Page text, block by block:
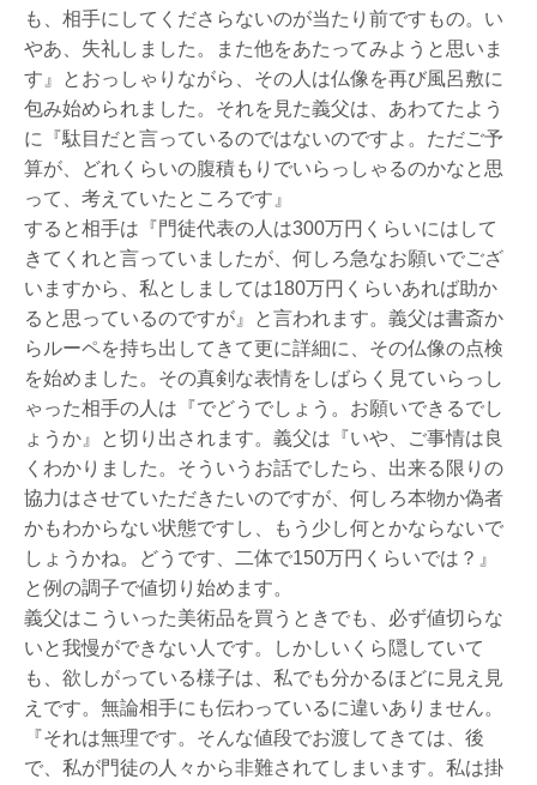
も、相手にしてくださらないのが当たり前ですもの。い
やあ、失礼しました。また他をあたってみようと思いま
す』とおっしゃりながら、その人は仏像を再び風呂敷に
包み始められました。それを見た義父は、あわてたよう
に『駄目だと言っているのではないのですよ。ただご予
算が、どれくらいの腹積もりでいらっしゃるのかなと思
って、考えていたところです』
すると相手は『門徒代表の人は300万円くらいにはして
きてくれと言っていましたが、何しろ急なお願いでござ
いますから、私としましては180万円くらいあれば助か
ると思っているのですが』と言われます。義父は書斎か
らルーペを持ち出してきて更に詳細に、その仏像の点検
を始めました。その真剣な表情をしばらく見ていらっし
ゃった相手の人は『でどうでしょう。お願いできるでし
ょうか』と切り出されます。義父は『いや、ご事情は良
くわかりました。そういうお話でしたら、出来る限りの
協力はさせていただきたいのですが、何しろ本物か偽者
かもわからない状態ですし、もう少し何とかならないで
しょうかね。どうです、二体で150万円くらいでは？』
と例の調子で値切り始めます。
義父はこういった美術品を買うときでも、必ず値切らな
いと我慢ができない人です。しかしいくら隠していて
も、欲しがっている様子は、私でも分かるほどに見え見
えです。無論相手にも伝わっているに違いありません。
『それは無理です。そんな値段でお渡してきては、後
で、私が門徒の人々から非難されてしまいます。私は掛